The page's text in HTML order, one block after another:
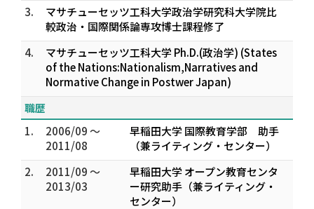
3.
マサチューセッツ工科大学政治学研究科大学院比
較政治・国際関係論専攻博士課程修了
4.
マサチューセッツ工科大学 Ph.D.(政治学) (States
of the Nations:Nationalism,Narratives and
Normative Change in Postwer Japan)
職歴
1.
2006/09 ～
2011/08
早稲田大学 国際教育学部 助手
（兼ライティング・センター）
2.
2011/09 ～
2013/03
早稲田大学 オープン教育センタ
ー研究助手（兼ライティング・
センター）